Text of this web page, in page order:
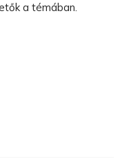
a témában.